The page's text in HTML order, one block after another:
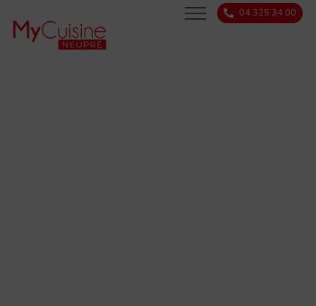
04 325 34 00
SERVICES